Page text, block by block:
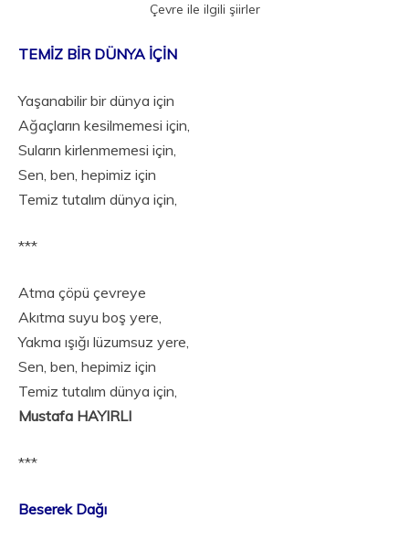
Çevre ile ilgili şiirler
TEMİZ BİR DÜNYA İÇİN
Yaşanabilir bir dünya için
Ağaçların kesilmemesi için,
Suların kirlenmemesi için,
Sen, ben, hepimiz için
Temiz tutalım dünya için,
***
Atma çöpü çevreye
Akıtma suyu boş yere,
Yakma ışığı lüzumsuz yere,
Sen, ben, hepimiz için
Temiz tutalım dünya için,
Mustafa HAYIRLI
***
Beserek Dağı